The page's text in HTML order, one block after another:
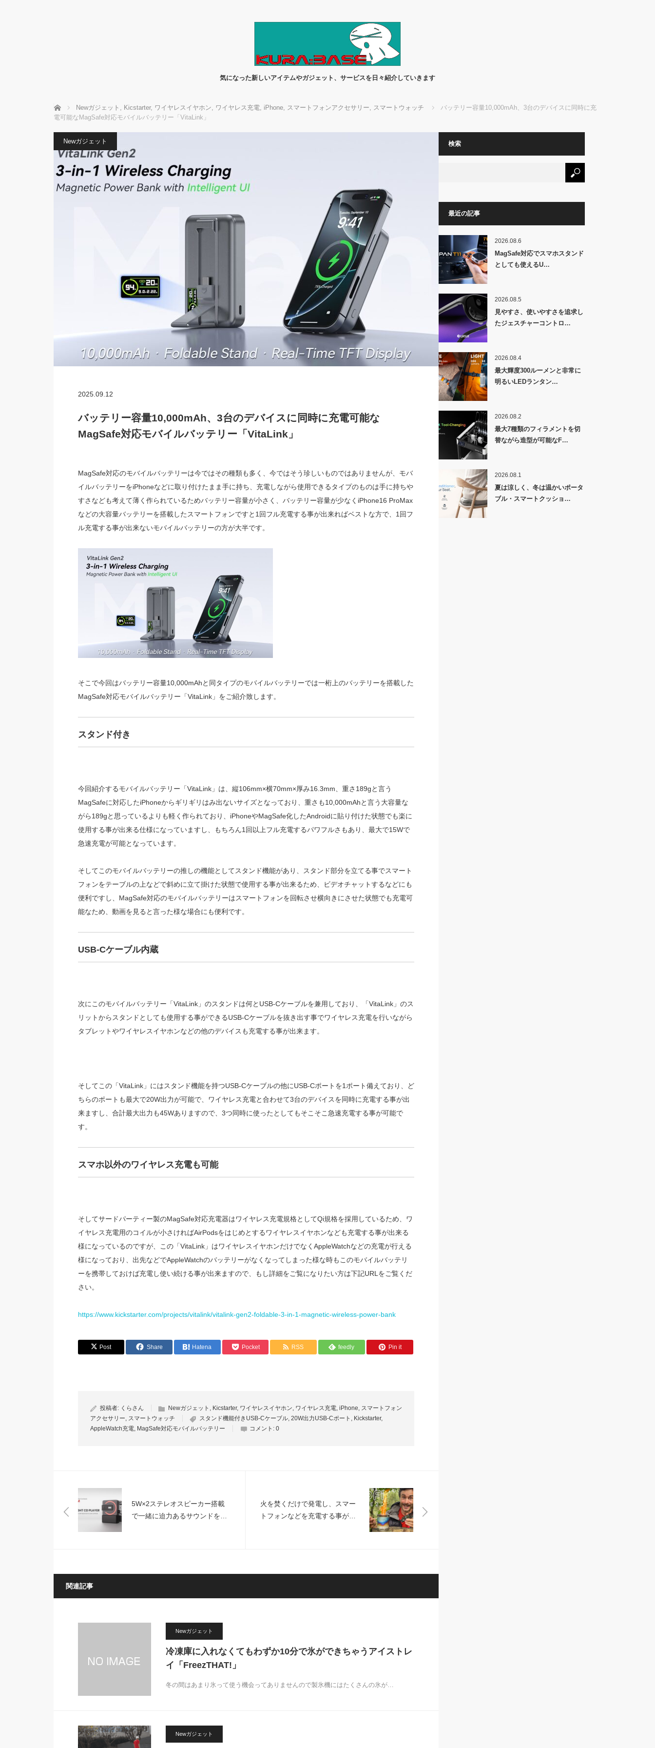
気になった新しいアイテムやガジェット、サービスを日々紹介していきます
ホーム Newガジェット , Kicstarter, ワイヤレスイヤホン, ワイヤレス充電, iPhone, スマートフォンアクセサリー, スマートウォッチ
バッテリー容量10,000mAh、3台のデバイスに同時に充
電可能なMagSafe対応モバイルバッテリー「VitaLink」
Newガジェット
2025.09.12
バッテリー容量10,000mAh、3台のデバイスに同時に充電可能な
MagSafe対応モバイルバッテリー「VitaLink」
MagSafe対応のモバイルバッテリーは今ではその種類も多く、今ではそう珍しいものではありませんが、モバ
イルバッテリーをiPhoneなどに取り付けたまま手に持ち、充電しながら使用できるタイプのものは手に持ちや
すさなども考えて薄く作られているためバッテリー容量が小さく、バッテリー容量が少なくiPhone16 ProMax
などの大容量バッテリーを搭載したスマートフォンですと1回フル充電する事が出来ればベストな方で、1回フ
ル充電する事が出来ないモバイルバッテリーの方が大半です。
そこで今回はバッテリー容量10,000mAhと同タイプのモバイルバッテリーでは一桁上のバッテリーを搭載した
MagSafe対応モバイルバッテリー「VitaLink」をご紹介致します。
スタンド付き
今回紹介するモバイルバッテリー「VitaLink」は、縦106mm×横70mm×厚み16.3mm、重さ189gと言う
MagSafeに対応したiPhoneからギリギリはみ出ないサイズとなっており、重さも10,000mAhと言う大容量な
がら189gと思っているよりも軽く作られており、iPhoneやMagSafe化したAndroidに貼り付けた状態でも楽に
使用する事が出来る仕様になっていますし、もちろん1回以上フル充電するパワフルさもあり、最大で15Wで
急速充電が可能となっています。
そしてこのモバイルバッテリーの推しの機能としてスタンド機能があり、スタンド部分を立てる事でスマート
フォンをテーブルの上などで斜めに立て掛けた状態で使用する事が出来るため、ビデオチャットするなどにも
便利ですし、MagSafe対応のモバイルバッテリーはスマートフォンを回転させ横向きにさせた状態でも充電可
能なため、動画を見ると言った様な場合にも便利です。
USB-Cケーブル内蔵
次にこのモバイルバッテリー「VitaLink」のスタンドは何とUSB-Cケーブルを兼用しており、「VitaLink」のス
リットからスタンドとしても使用する事ができるUSB-Cケーブルを抜き出す事でワイヤレス充電を行いながら
タブレットやワイヤレスイヤホンなどの他のデバイスも充電する事が出来ます。
そしてこの「VitaLink」にはスタンド機能を持つUSB-Cケーブルの他にUSB-Cポートを1ポート備えており、ど
ちらのポートも最大で20W出力が可能で、ワイヤレス充電と合わせて3台のデバイスを同時に充電する事が出
来ますし、合計最大出力も45Wありますので、3つ同時に使ったとしてもそこそこ急速充電する事が可能で
す。
スマホ以外のワイヤレス充電も可能
そしてサードパーティー製のMagSafe対応充電器はワイヤレス充電規格としてQi規格を採用しているため、ワ
イヤレス充電用のコイルが小さければAirPodsをはじめとするワイヤレスイヤホンなども充電する事が出来る
様になっているのですが、この「VitaLink」はワイヤレスイヤホンだけでなくAppleWatchなどの充電が行える
様になっており、出先などでAppleWatchのバッテリーがなくなってしまった様な時もこのモバイルバッテリ
ーを携帯しておけば充電し使い続ける事が出来ますので、もし詳細をご覧になりたい方は下記URLをご覧くだ
さい。
https://www.kickstarter.com/projects/vitalink/vitalink-gen2-foldable-3-in-1-magnetic-wireless-power-bank
Post Share Hatena Pocket RSS feedly Pin it
投稿者: くらさん Newガジェット , Kicstarter, ワイヤレスイヤホン, ワイヤレス充電, iPhone, スマートフォン
アクセサリー, スマートウォッチ スタンド機能付きUSB-Cケーブル, 20W出力USB-Cポート , Kickstarter,
AppleWatch充電, MagSafe対応モバイルバッテリー コメント: 0
5W×2ステレオスピーカー搭載
で一緒に迫力あるサウンドを楽
火を焚くだけで発電し、スマー
トフォンなどを充電する事がで
関連記事
Newガジェット
冷凍庫に入れなくてもわずか10分で氷ができちゃうアイストレ
イ「FreezTHAT!」
冬の間はあまり氷って使う機会ってありませんので製氷機にはたくさんの氷が…
Newガジェット
検索
最近の記事
2026.08.6
MagSafe対応でスマホスタンド
としても使えるU…
2026.08.5
見やすさ、使いやすさを追求し
たジェスチャーコントロ…
2026.08.4
最大輝度300ルーメンと非常に
明るいLEDランタン…
2026.08.2
最大7種類のフィラメントを切
替ながら造型が可能なF…
2026.08.1
夏は涼しく、冬は温かいポータ
ブル・スマートクッショ…